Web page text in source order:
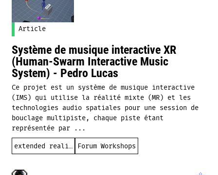
Article
Système de musique interactive XR
(Human-Swarm Interactive Music
System) - Pedro Lucas
Ce projet est un système de musique interactive
(IMS) qui utilise la réalité mixte (MR) et les
technologies audio spatiales pour une session de
bouclage multipiste, chaque piste étant
représentée par ...
extended reality (XR) Forum Workshops